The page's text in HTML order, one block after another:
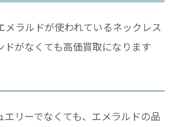
メラルドが使われているネックレス
ドがなくても高価買取になります
エリーでなくても、エメラルドの品